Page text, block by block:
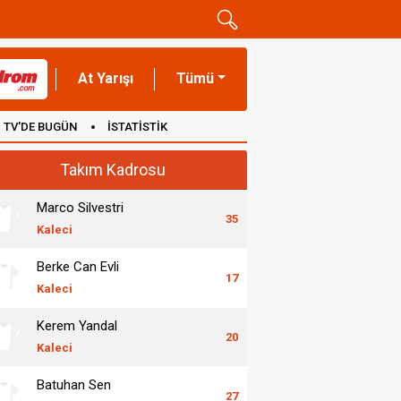
At Yarışı Tümü
TV'DE BUGÜN İSTATİSTİK
Takım Kadrosu
Marco Silvestri
Kaleci
35
Berke Can Evli
Kaleci
17
Kerem Yandal
Kaleci
20
Batuhan Sen
27